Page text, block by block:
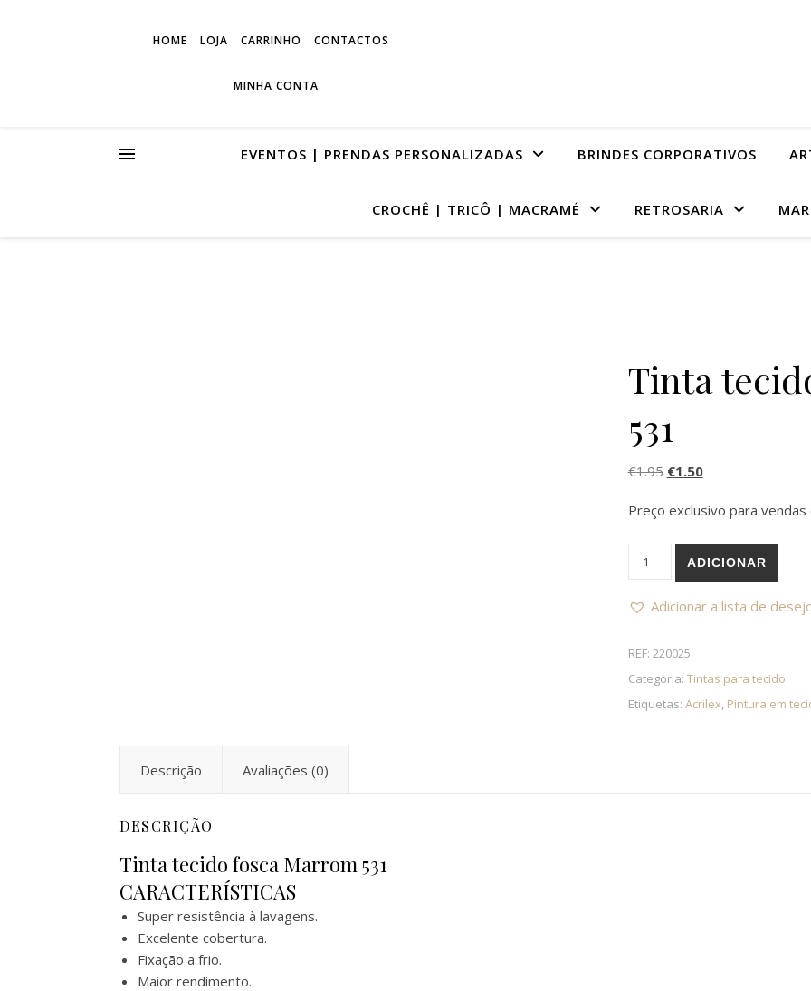
HOME LOJA CARRINHO CONTACTOS
MINHA CONTA
EVENTOS | PRENDAS PERSONALIZADAS BRINDES CORPORATIVOS
CROCHÊ | TRICÔ | MACRAMÉ RETROSARIA
Tinta
531
€1.95 O preço original era:
€1.50O preço atual é:
Preço exclusivo para vendas
Quantidade de Tinta tecido
ADICIONAR
Adicionar a lista de
REF: 220025
Categoria: Tintas para tecido
Etiquetas: Acrilex, Pintura em
Descrição Avaliações (0)
DESCRIÇÃO
Tinta tecido fosca Marrom 531
CARACTERÍSTICAS
Super resistência à lavagens.
Excelente cobertura.
Fixação a frio.
Maior rendimento.